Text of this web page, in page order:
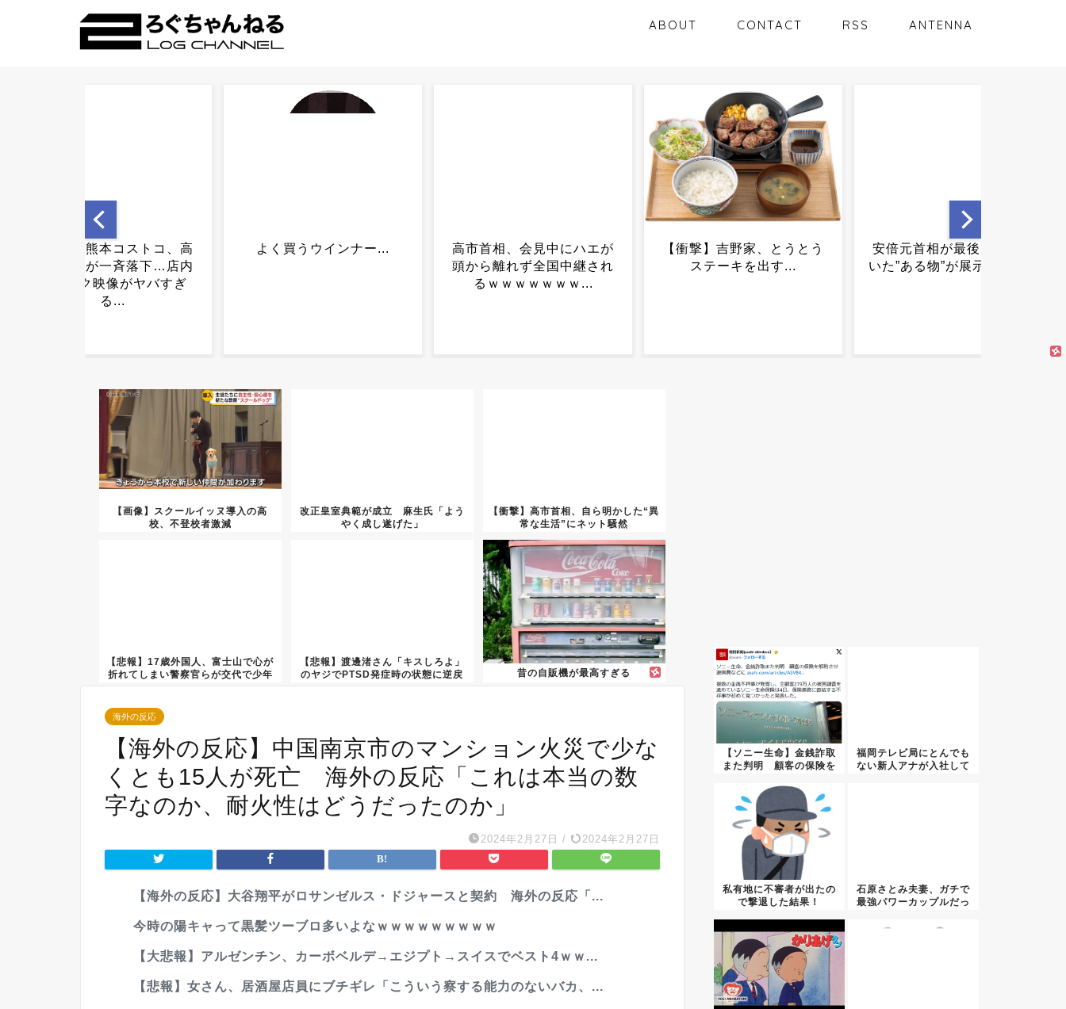
ABOUT CONTACT RSS ANTENNA
高市首相、会見中にハエが
【衝撃】吉野家、とうとう
ステーキを出す...
安倍元首相が最後に握って
いた”ある物”が展示される...
熊本で初の「酷暑日」→命
に関わる極めて危険な暑
よく買うウインナー...
【画像】スクールイッヌ導入の高
校、不登校者激減
改正皇室典範が成立 麻生氏「よう
やく成し遂げた」
【衝撃】高市首相、自ら明かした“異
常な生活”にネット騒然
【悲報】17歳外国人、富士山で心が
折れてしまい警察官らが交代で少年
【悲報】渡邊渚さん「キスしろよ」
のヤジでPTSD発症時の状態に逆戻
昔の自販機が最高すぎる
海外の反応
【海外の反応】中国南京市のマンション火災で少な
くとも15人が死亡 海外の反応「これは本当の数
字なのか、耐火性はどうだったのか」
2024年2月27日 / 2024年2月27日
【海外の反応】大谷翔平がロサンゼルス・ドジャースと契約 海外の反応「...
今時の陽キャって黒髪ツーブロ多いよなｗｗｗｗｗｗｗｗｗ
【大悲報】アルゼンチン、カーボベルデ→エジプト→スイスでベスト4ｗｗ...
【悲報】女さん、居酒屋店員にブチギレ「こういう察する能力のないバカ、...
【ソニー生命】金銭詐取
また判明 顧客の保険を
福岡テレビ局にとんでも
ない新人アナが入社して
私有地に不審者が出たの
で撃退した結果！
石原さとみ夫妻、ガチで
最強パワーカップルだっ